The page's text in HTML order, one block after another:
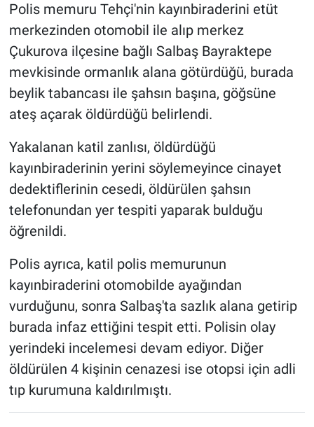
Polis memuru Tehçi'nin kayınbiraderini etüt
merkezinden otomobil ile alıp merkez
Çukurova ilçesine bağlı Salbaş Bayraktepe
mevkisinde ormanlık alana götürdüğü, burada
beylik tabancası ile şahsın başına, göğsüne
ateş açarak öldürdüğü belirlendi.
Yakalanan katil zanlısı, öldürdüğü
kayınbiraderinin yerini söylemeyince cinayet
dedektiflerinin cesedi, öldürülen şahsın
telefonundan yer tespiti yaparak bulduğu
öğrenildi.
Polis ayrıca, katil polis memurunun
kayınbiraderini otomobilde ayağından
vurduğunu, sonra Salbaş'ta sazlık alana getirip
burada infaz ettiğini tespit etti. Polisin olay
yerindeki incelemesi devam ediyor. Diğer
öldürülen 4 kişinin cenazesi ise otopsi için adli
tıp kurumuna kaldırılmıştı.